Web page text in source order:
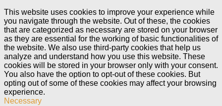
This website uses cookies to improve your experience while
you navigate through the website. Out of these, the cookies
that are categorized as necessary are stored on your browser
as they are essential for the working of basic functionalities of
the website. We also use third-party cookies that help us
analyze and understand how you use this website. These
cookies will be stored in your browser only with your consent.
You also have the option to opt-out of these cookies. But
opting out of some of these cookies may affect your browsing
experience.
Necessary